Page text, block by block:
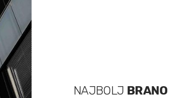
NAJBOLJ BRANO